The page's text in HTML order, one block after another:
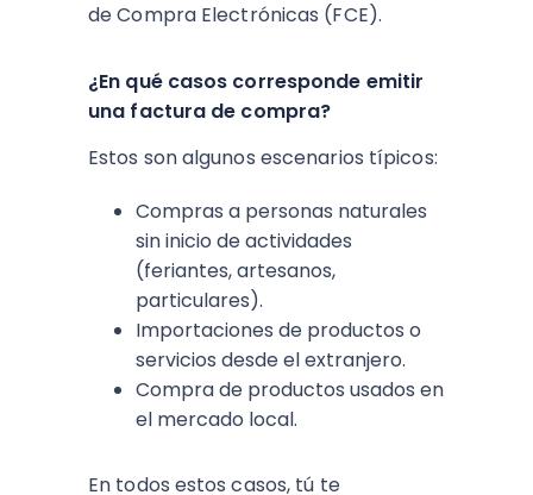
de Compra Electrónicas (FCE).
¿En qué casos corresponde emitir
una factura de compra?
Estos son algunos escenarios típicos:
Compras a personas naturales
sin inicio de actividades
(feriantes, artesanos,
particulares).
Importaciones de productos o
servicios desde el extranjero.
Compra de productos usados en
el mercado local.
En todos estos casos, tú te